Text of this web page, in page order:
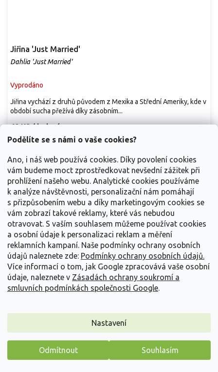
Podělíte se s námi o vaše cookies?
Ano, i náš web používá cookies. Díky povolení cookies
vám budeme moct zprostředkovat nevšední zážitek při
prohlížení našeho webu. Analytické cookies používáme
k analýze návštěvnosti, personalizační nám pomáhají
s přizpůsobením webu a díky marketingovým cookies se
vám zobrazí takové reklamy, které vás nebudou
otravovat. S vaším souhlasem můžeme používat cookies
a osobní údaje k personalizaci reklam a měření
reklamních kampaní. Naše podmínky ochrany osobních
údajů naleznete zde: Podmínky ochrany osobních údajů.
Více informací o tom, jak Google zpracovává vaše osobní
údaje, naleznete v Zásadách ochrany soukromí a
smluvních podmínkách společnosti Google.
Nastavení
Odmítnout Souhlasím
Jiřina 'Just Married'
Dahlia 'Just Married'
Vyprodáno
69 Kč/ balení
Jiřina vychází z druhů původem z Mexika a Střední Ameriky, kde v
období sucha přežívá díky zásobním...
Jiřina 'Kelvin Floodlight'
Vyprodáno
Máme pro vás malý dárek